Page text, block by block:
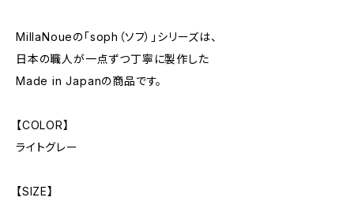
MillaNoueの「soph（ソフ）」シリーズは、
日本の職人が一点ずつ丁寧に製作した
Made in Japanの商品です。
【COLOR】
ライトグレー
【SIZE】